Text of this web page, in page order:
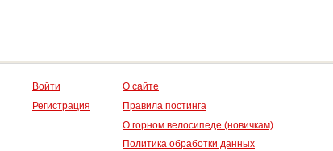
Войти
Регистрация
О сайте
Правила постинга
О горном велосипеде (новичкам)
Политика обработки данных